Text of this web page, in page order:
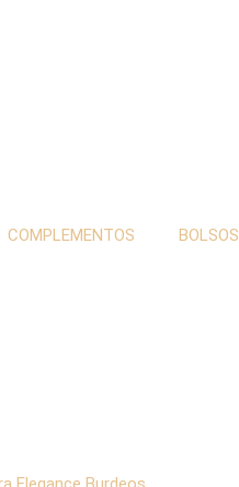
COMPLEMENTOS BOLSOS